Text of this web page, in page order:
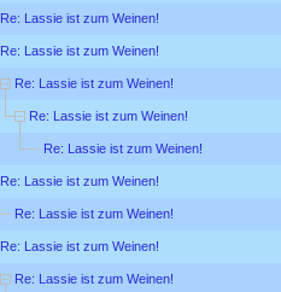
Re: Lassie ist zum Weinen!
Re: Lassie ist zum Weinen!
Re: Lassie ist zum Weinen!
Re: Lassie ist zum Weinen!
Re: Lassie ist zum Weinen!
Re: Lassie ist zum Weinen!
Re: Lassie ist zum Weinen!
Re: Lassie ist zum Weinen!
Re: Lassie ist zum Weinen!